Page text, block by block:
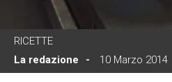
RICETTE
La redazione
10 Marzo 2014